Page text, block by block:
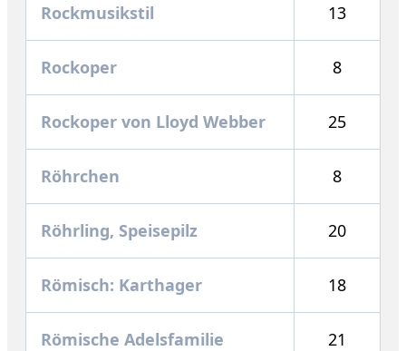
Rockmusikstil 13
Rockoper 8
Rockoper von Lloyd Webber 25
Röhrchen 8
Röhrling, Speisepilz 20
Römisch: Karthager 18
Römische Adelsfamilie 21